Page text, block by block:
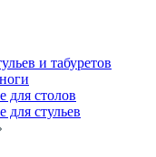
и табуретов
столов
стульев